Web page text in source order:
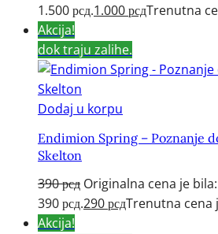
1.500 рсд.1.000рсдTrenutna
Akcija!
dok traju zalihe.
Dodaj u korpu
Endimion Spring – Poznanje
Skelton
390рсд Originalna cena je bila:
390 рсд.290рсдTrenutna cena
Akcija!